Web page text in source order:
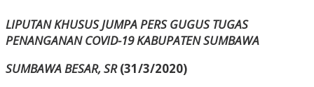
LIPUTAN KHUSUS JUMPA PERS GUGUS TUGAS
PENANGANAN COVID-19 KABUPATEN SUMBAWA
SUMBAWA BESAR, SR (31/3/2020)